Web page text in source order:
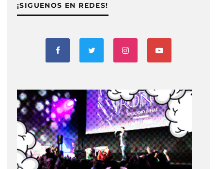
¡SIGUENOS EN REDES!